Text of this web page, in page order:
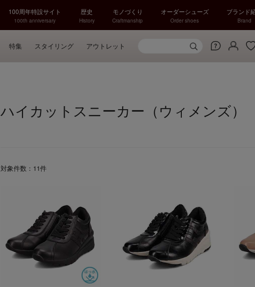
100周年特設サイト
100th anniversary
歴史
History
モノづくり
Craftmanship
オーダーシューズ
Order shoes
ブランド
Brand
特集 スタイリング アウトレット
ハイカットスニーカー（ウィメンズ）
対象件数： 11件